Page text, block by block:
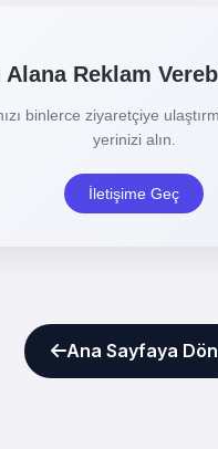
Ana Sayfaya Dön